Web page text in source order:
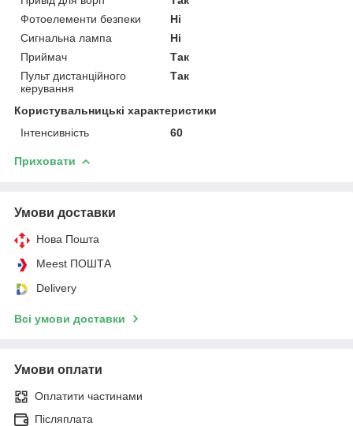
Фотоелементи безпеки
Ні
Сигнальна лампа
Ні
Приймач
Так
Пульт дистанційного
керування
Так
Користувальницькі характеристики
Інтенсивність
60
Приховати
Умови доставки
Нова Пошта
Meest ПОШТА
Delivery
Всі умови доставки
Умови оплати
Оплатити частинами
Післяплата